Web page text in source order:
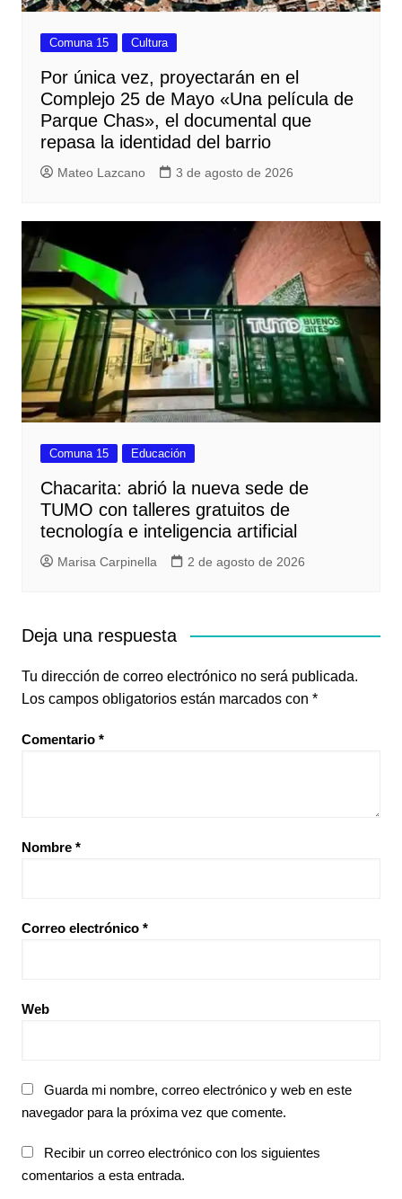
Comuna 15 Cultura
Por única vez, proyectarán en el
Complejo 25 de Mayo «Una película de
Parque Chas», el documental que
repasa la identidad del barrio
Mateo Lazcano 3 de agosto de 2026
Comuna 15 Educación
Chacarita: abrió la nueva sede de
TUMO con talleres gratuitos de
tecnología e inteligencia artificial
Marisa Carpinella 2 de agosto de 2026
Deja una respuesta
Tu dirección de correo electrónico no será publicada.
Los campos obligatorios están marcados con *
Comentario *
Nombre *
Correo electrónico *
Web
Guarda mi nombre, correo electrónico y web en este
navegador para la próxima vez que comente.
Recibir un correo electrónico con los siguientes
comentarios a esta entrada.